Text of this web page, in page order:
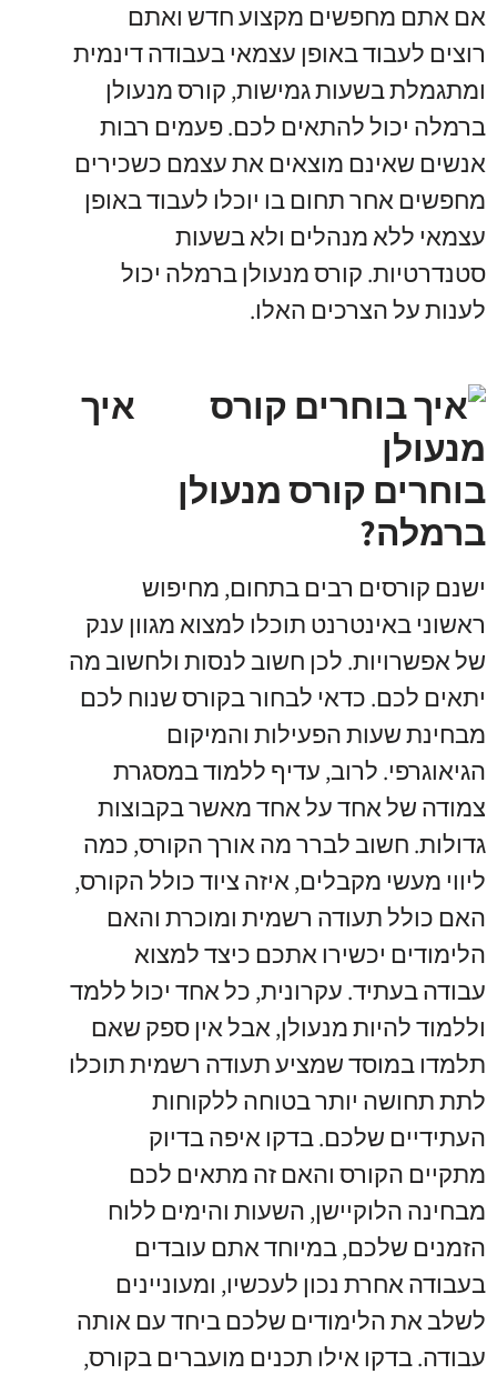
אם אתם מחפשים מקצוע חדש ואתם
רוצים לעבוד באופן עצמאי בעבודה דינמית
ומתגמלת בשעות גמישות, קורס מנעולן
ברמלה יכול להתאים לכם.פעמים רבות
אנשים שאינם מוצאים את עצמם כשכירים
מחפשים אחר תחום בו יוכלו לעבוד באופן
עצמאי ללא מנהלים ולא בשעות
סטנדרטיות. קורס מנעולן ברמלה יכול
לענות על הצרכים האלו.
איך
בוחרים קורס מנעולן
ברמלה?
ישנם קורסים רבים בתחום, מחיפוש
ראשוני באינטרנט תוכלו למצוא מגוון ענק
של אפשרויות. לכן חשוב לנסות ולחשוב מה
יתאים לכם. כדאי לבחור בקורס שנוח לכם
מבחינת שעות הפעילות והמיקום
הגיאוגרפי. לרוב, עדיף ללמוד במסגרת
צמודה של אחד על אחד מאשר בקבוצות
גדולות. חשוב לברר מה אורך הקורס, כמה
ליווי מעשי מקבלים,איזה ציוד כולל הקורס,
האם כולל תעודה רשמית ומוכרת והאם
הלימודים יכשירו אתכם כיצד למצוא
עבודה בעתיד. עקרונית, כל אחד יכול ללמד
וללמוד להיות מנעולן,אבל אין ספק שאם
תלמדו במוסד שמציע תעודה רשמית תוכלו
לתת תחושה יותר בטוחה ללקוחות
העתידיים שלכם.בדקו איפה בדיוק
מתקיים הקורס והאם זה מתאים לכם
מבחינה הלוקיישן, השעות והימים ללוח
הזמנים שלכם,במיוחד אתם עובדים
בעבודה אחרת נכון לעכשיו, ומעוניינים
לשלב את הלימודים שלכם ביחד עם אותה
עבודה.בדקו אילו תכנים מועברים בקורס,